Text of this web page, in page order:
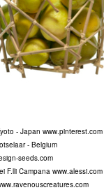
- Japan www.pinterest.com
- Belgium
seeds.com
F.lli Campana www.alessi.com